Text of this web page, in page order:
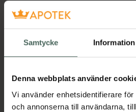
Samtycke Information
Denna webbplats använder
Vi använder enhetsidentifierare
och annonserna till användarna,
I apotek:
Köp via ditt